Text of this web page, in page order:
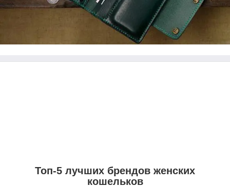
Топ-5 лучших брендов женских
кошельков